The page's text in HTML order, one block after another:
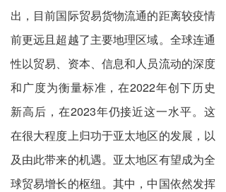
出，目前国际贸易货物流通的距离较疫情
前更远且超越了主要地理区域。全球连通
性以贸易、资本、信息和人员流动的深度
和广度为衡量标准，在2022年创下历史
新高后，在2023年仍接近这一水平。这
在很大程度上归功于亚太地区的发展，以
及由此带来的机遇。亚太地区有望成为全
球贸易增长的枢纽。其中，中国依然发挥